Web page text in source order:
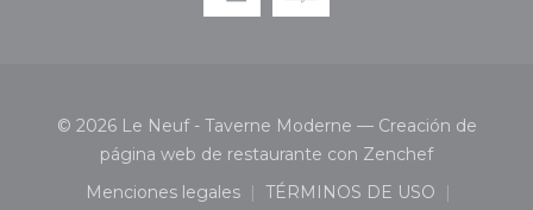
© 2026 Le Neuf - Taverne Moderne — Creación de
página web de restaurante con Zenchef((abre en
Menciones legales
((abre en una nueva ventana))
TÉRMINOS DE USO
((abre en una